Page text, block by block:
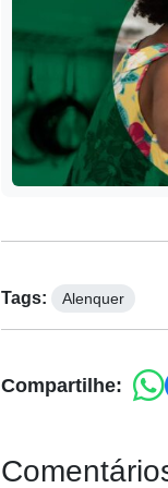
Tags: Alenquer
Compartilhe: